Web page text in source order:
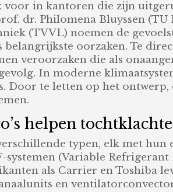
voor in kantoren die zijn
dr. Philomena Bluyssen
(TVVL) noemen de
oorzaken. Te
veroorzaken die als
In moderne
Door te letten op het
helpen
typen, elk met hun
systemen (Variable
als Carrier en Toshiba
en